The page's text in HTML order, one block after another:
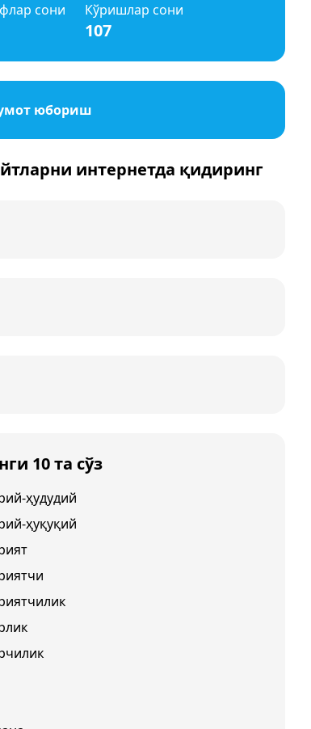
сони Кўришлар сони
107
юбориш
интернетда қидиринг
10 та сўз
ҳудудий
ҳуқуқий